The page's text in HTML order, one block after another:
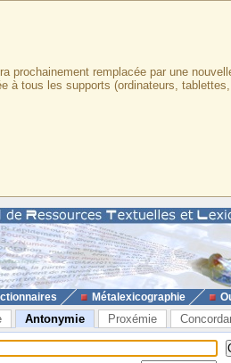
prochainement remplacée par une
à tous les supports (ordinateurs,
Métalexicographie
Antonymie Proxémie